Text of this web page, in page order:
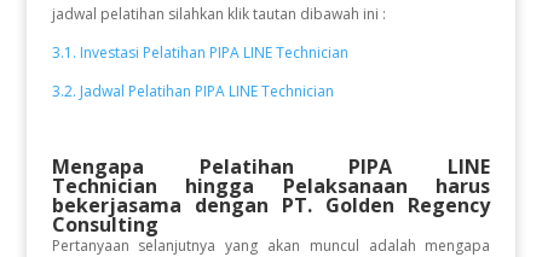
jadwal pelatihan silahkan klik tautan dibawah ini :
3.1. Investasi Pelatihan PIPA LINE Technician
3.2. Jadwal Pelatihan PIPA LINE Technician
Mengapa Pelatihan PIPA LINE
Technician hingga Pelaksanaan harus
bekerjasama dengan PT. Golden Regency
Consulting
Pertanyaan selanjutnya yang akan muncul adalah mengapa